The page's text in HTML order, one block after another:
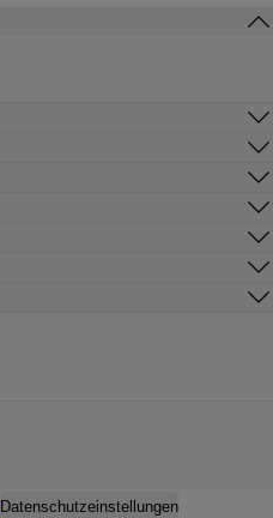
Datenschutzeinstellungen